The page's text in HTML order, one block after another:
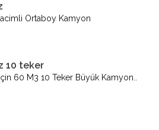
Ortaboy Kamyon
10 teker
60 M3 10 Teker Büyük Kamyon..